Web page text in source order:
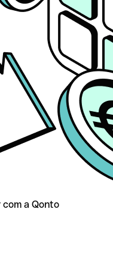
a Qonto